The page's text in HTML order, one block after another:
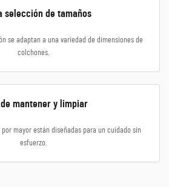
selección de tamaños
se adaptan a una variedad de dimensiones de
colchones.
de mantener y limpiar
mayor están diseñadas para un cuidado sin
esfuerzo.